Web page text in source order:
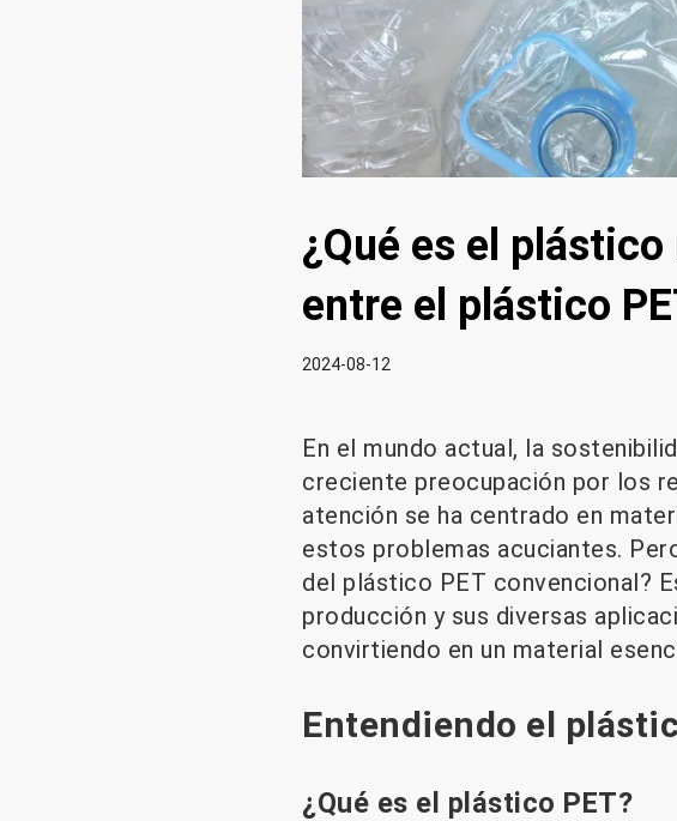
¿Qué es el
entre el plástico
2024-08-12
En el mundo actual, la
creciente preocupación por los
atención se ha centrado en
estos problemas acuciantes.
del plástico PET convencional?
producción y sus diversas
convirtiendo en un material
Entendiendo el
¿Qué es el plástico PET?